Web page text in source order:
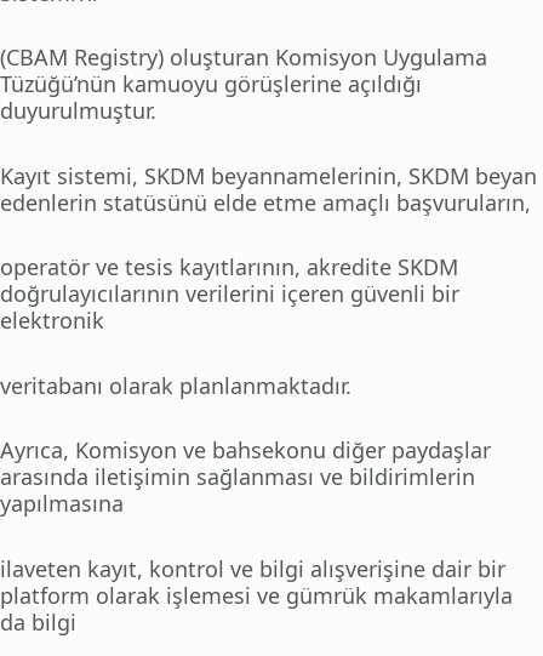
(CBAM Registry) oluşturan Komisyon Uygulama
Tüzüğü’nün kamuoyu görüşlerine açıldığı
duyurulmuştur.
Kayıt sistemi, SKDM beyannamelerinin, SKDM beyan
edenlerin statüsünü elde etme amaçlı başvuruların,
operatör ve tesis kayıtlarının, akredite SKDM
doğrulayıcılarının verilerini içeren güvenli bir
elektronik
veritabanı olarak planlanmaktadır.
Ayrıca, Komisyon ve bahsekonu diğer paydaşlar
arasında iletişimin sağlanması ve bildirimlerin
yapılmasına
ilaveten kayıt, kontrol ve bilgi alışverişine dair bir
platform olarak işlemesi ve gümrük makamlarıyla
da bilgi